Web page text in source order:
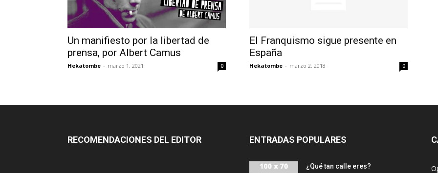
Un manifiesto por la libertad de
prensa, por Albert Camus
Hekatombe - marzo 1, 2021 0
El Franquismo sigue presente en
España
Hekatombe - marzo 2, 2018 0
RECOMENDACIONES DEL EDITOR ENTRADAS POPULARES
¿Qué tan calle eres?